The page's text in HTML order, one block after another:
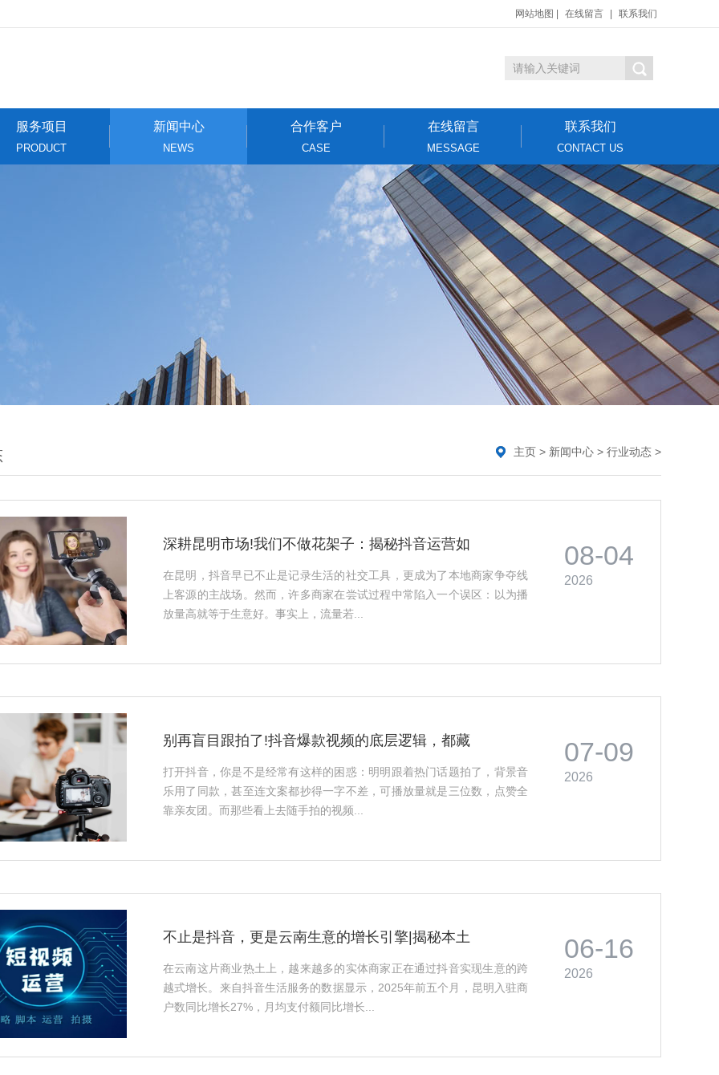
网站地图 在线留言 联系我们
服务项目
PRODUCT
新闻中心
NEWS
合作客户
CASE
在线留言
MESSAGE
联系我们
CONTACT US
主页 > 新闻中心 > 行业动态 >
08-04
2026
深耕昆明市场!我们不做花架子：揭秘抖音运营如
在昆明，抖音早已不止是记录生活的社交工具，更成为了本地商家争夺线
上客源的主战场。然而，许多商家在尝试过程中常陷入一个误区：以为播
放量高就等于生意好。事实上，流量若...
07-09
2026
别再盲目跟拍了!抖音爆款视频的底层逻辑，都藏
打开抖音，你是不是经常有这样的困惑：明明跟着热门话题拍了，背景音
乐用了同款，甚至连文案都抄得一字不差，可播放量就是三位数，点赞全
靠亲友团。而那些看上去随手拍的视频...
06-16
2026
不止是抖音，更是云南生意的增长引擎|揭秘本土
在云南这片商业热土上，越来越多的实体商家正在通过抖音实现生意的跨
越式增长。来自抖音生活服务的数据显示，2025年前五个月，昆明入驻商
户数同比增长27%，月均支付额同比增长...